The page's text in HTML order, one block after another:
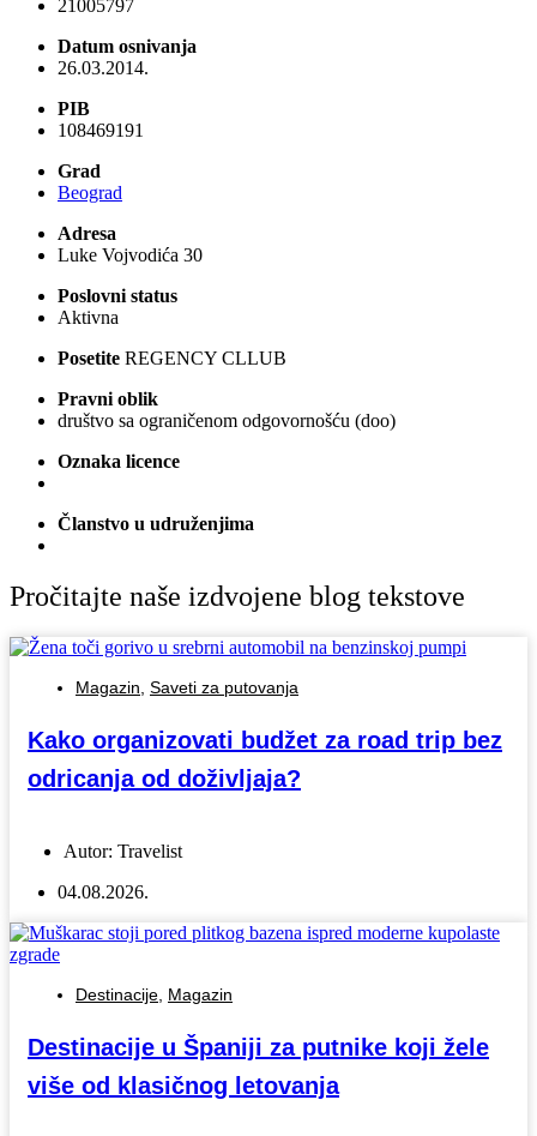
21005797
Datum osnivanja
26.03.2014.
PIB
108469191
Grad
Beograd
Adresa
Luke Vojvodića 30
Poslovni status
Aktivna
Posetite REGENCY CLLUB
Pravni oblik
društvo sa ograničenom odgovornošću (doo)
Oznaka licence
Članstvo u udruženjima
Pročitajte naše izdvojene blog tekstove
Magazin Saveti za putovanja
Kako organizovati budžet za road trip bez
odricanja od doživljaja?
Autor: Travelist
04.08.2026.
Destinacije Magazin
Destinacije u Španiji za putnike koji žele
više od klasičnog letovanja